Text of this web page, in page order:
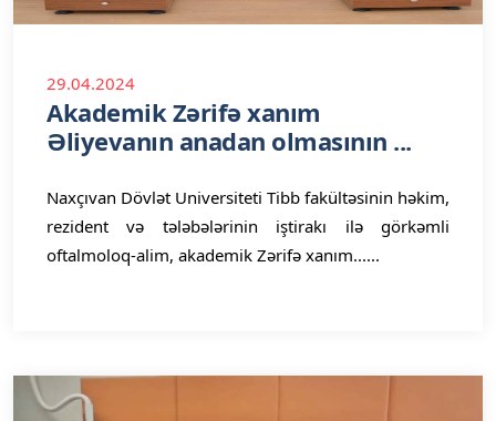
29.04.2024
Akademik Zərifə xanım
Əliyevanın anadan olmasının ...
Naxçıvan Dövlət Universiteti Tibb fakültəsinin həkim,
rezident və tələbələrinin iştirakı ilə görkəmli
oftalmoloq-alim, akademik Zərifə xanım......